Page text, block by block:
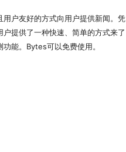
户友好的方式向用户提供新闻。凭
提供了一种快速、简单的方式来了
能。Bytes可以免费使用。